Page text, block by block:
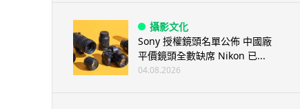
攝影文化
Sony 授權鏡頭名單公佈 中國廠
平價鏡頭全數缺席 Nikon 已...
04.08.2026